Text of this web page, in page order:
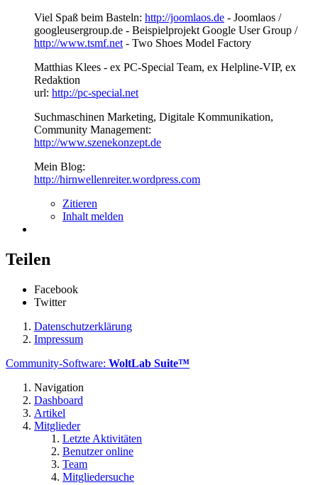
Viel Spaß beim Basteln: http://joomlaos.de - Joomlaos /
googleusergroup.de - Beispielprojekt Google User Group /
http://www.tsmf.net - Two Shoes Model Factory
Matthias Klees - ex PC-Special Team, ex Helpline-VIP, ex
Redaktion
url: http://pc-special.net
Suchmaschinen Marketing, Digitale Kommunikation,
Community Management:
http://www.szenekonzept.de
Mein Blog:
http://hirnwellenreiter.wordpress.com
Zitieren
Inhalt melden
Teilen
Facebook
Twitter
Datenschutzerklärung
Impressum
Community-Software: WoltLab Suite™
Navigation
Dashboard
Artikel
Mitglieder
Letzte Aktivitäten
Benutzer online
Team
Mitgliedersuche